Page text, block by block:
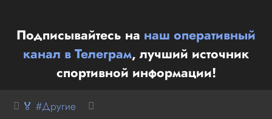
Подписывайтесь на наш оперативный
канал в Телеграм, лучший источник
спортивной информации!
🏅 #Другие